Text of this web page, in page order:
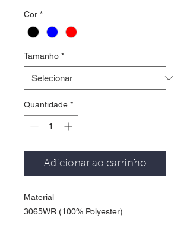
Cor *
Tamanho *
Quantidade *
Adicionar ao carrinho
Material
3065WR (100% Polyester)